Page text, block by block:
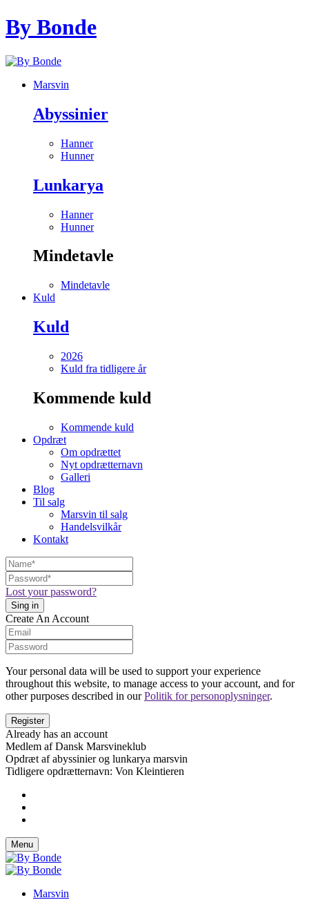
By Bonde
Marsvin
Abyssinier
Hanner
Hunner
Lunkarya
Hanner
Hunner
Mindetavle
Mindetavle
Kuld
Kuld
2026
Kuld fra tidligere år
Kommende kuld
Kommende kuld
Opdræt
Om opdrættet
Nyt opdrætternavn
Galleri
Blog
Til salg
Marsvin til salg
Handelsvilkår
Kontakt
Lost your password?
Create An Account
Your personal data will be used to support your experience
throughout this website, to manage access to your account, and for
other purposes described in ourPolitik for personoplysninger.
Already has an account
Medlem af Dansk Marsvineklub
Opdræt af abyssinier og lunkarya marsvin
Tidligere opdrætternavn: Von Kleintieren
Menu
Marsvin